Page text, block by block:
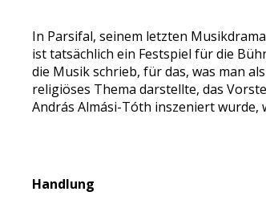
In Parsifal, seinem letzten
ist tatsächlich ein Festspiel für die
die Musik schrieb, für das, was man
religiöses Thema darstellte, das
András Almási-Tóth inszeniert wurde,
Handlung